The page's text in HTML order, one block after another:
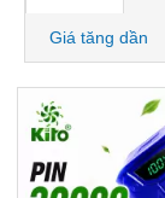
Giá tăng dần